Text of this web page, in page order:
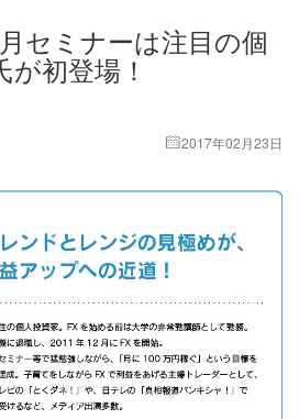
セミナーは注目の個
が初登場！
2017年02月23日